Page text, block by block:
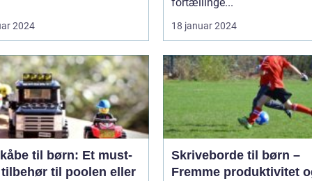
2024
fortællinge...
18 januar 2024
til børn: Et must-
til poolen eller
Skriveborde til børn –
Fremme produktivitet